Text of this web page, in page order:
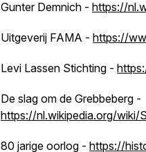
Gunter Demnich - https://
Uitgeverij FAMA - https://
Levi Lassen Stichting -
De slag om de Grebbeberg -
https://nl.wikipedia.org/wiki/
80 jarige oorlog - https://